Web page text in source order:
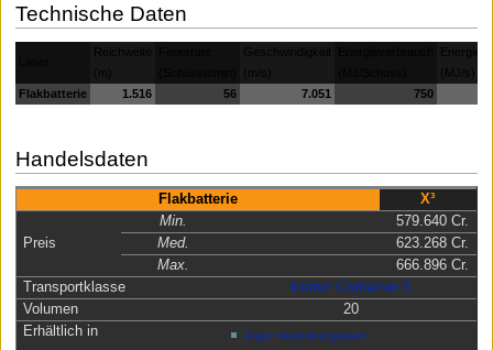
Technische Daten
Reichweite
(MJ/s)
Flakbatterie
1.516 56 7.051 750
Handelsdaten
Flakbatterie X³
Preis
Min.
579.640 Cr.
Med.
623.268 Cr.
Max.
666.896 Cr.
Transportklasse
kleiner Container S
Volumen
20
Erhältlich in
Argon Ausrüstungsdock